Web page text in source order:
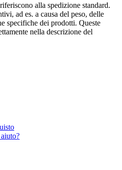
alla spedizione standard.
ad es. a causa del peso, delle
specifiche dei prodotti. Queste
nella descrizione del